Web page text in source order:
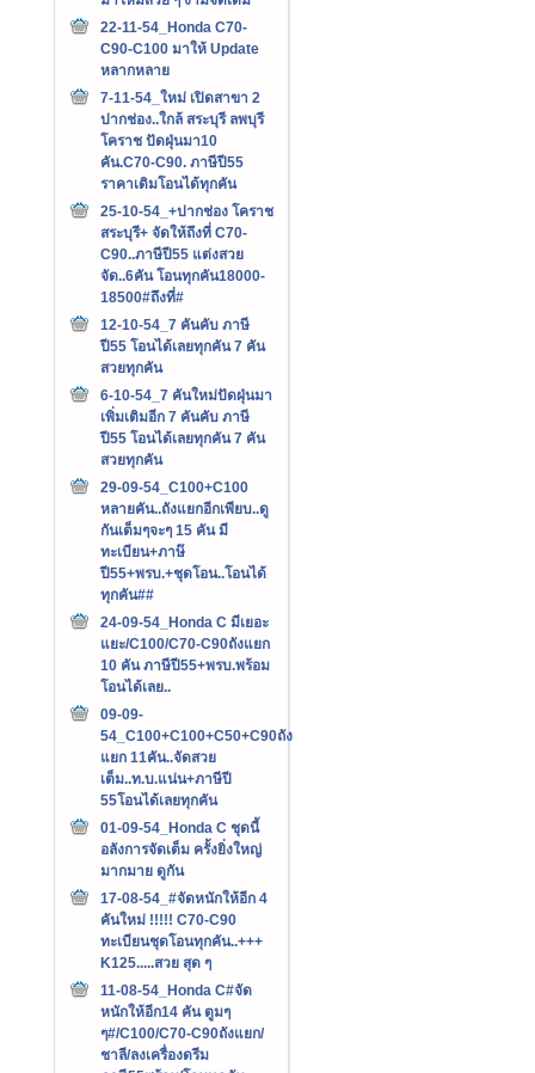
22-11-54_Honda C70-
C90-C100 มาให้ Update
หลากหลาย
7-11-54_ใหม่ เปิดสาขา 2
ปากช่อง..ใกล้ สระบุรี ลพบุรี
โคราช ปัดฝุ่นมา10
คัน.C70-C90. ภาษีปี55
ราคาเดิมโอนได้ทุกคัน
25-10-54_+ปากช่อง โคราช
สระบุรี+ จัดให้ถึงที่ C70-
C90..ภาษีปี55 แต่งสวย
จัด..6คัน โอนทุกคัน18000-
18500#ถึงที่#
12-10-54_7 คันคับ ภาษี
ปี55 โอนได้เลยทุกคัน 7 คัน
สวยทุกคัน
6-10-54_7 คันใหม่ปัดฝุ่นมา
เพิ่มเติมอีก 7 คันคับ ภาษี
ปี55 โอนได้เลยทุกคัน 7 คัน
สวยทุกคัน
29-09-54_C100+C100
หลายคัน..ถังแยกอีกเพียบ..ดู
กันเต็มๆจะๆ 15 คัน มี
ทะเบียน+ภาษ๊
ปี55+พรบ.+ชุดโอน..โอนได้
ทุกคัน##
24-09-54_Honda C มีเยอะ
แยะ/C100/C70-C90ถังแยก
10 คัน ภาษีปี55+พรบ.พร้อม
โอนได้เลย..
09-09-
54_C100+C100+C50+C90ถัง
แยก 11คัน..จัดสวย
เต็ม..ท.บ.แน่น+ภาษีปี
55โอนได้เลยทุกคัน
01-09-54_Honda C ชุดนี้
อลังการจัดเต็ม ครั้งยิ่งใหญ่
มากมาย ดูกัน
17-08-54_#จัดหนักให้อีก 4
คันใหม่ !!!!! C70-C90
ทะเบียนชุดโอนทุกคัน..+++‏
K125.....สวย สุด ๆ
11-08-54_Honda C#จัด
หนักให้อีก14 คัน ตูมๆ
ๆ#/C100/C70-C90ถังแยก/
ชาลี/ลงเครื่องดรีม